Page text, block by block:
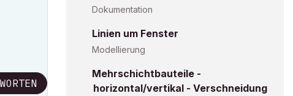
Dokumentation
Linien um Fenster
Modellierung
Mehrschichtbauteile -
horizontal/vertikal - Verschneidung